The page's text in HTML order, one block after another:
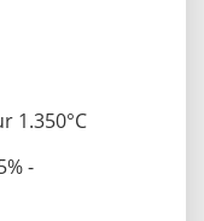
1.350°C
-